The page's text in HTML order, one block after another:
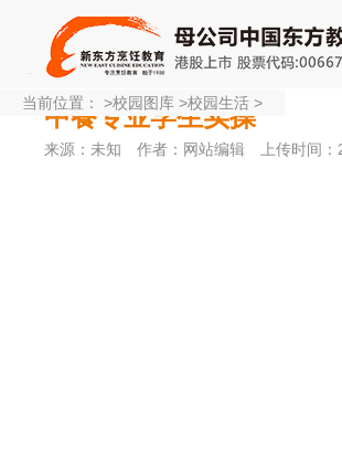
中餐专业学生实操
来源：未知 作者：网站编辑 上传时间
当前位置： >校园图库 >校园生活 >